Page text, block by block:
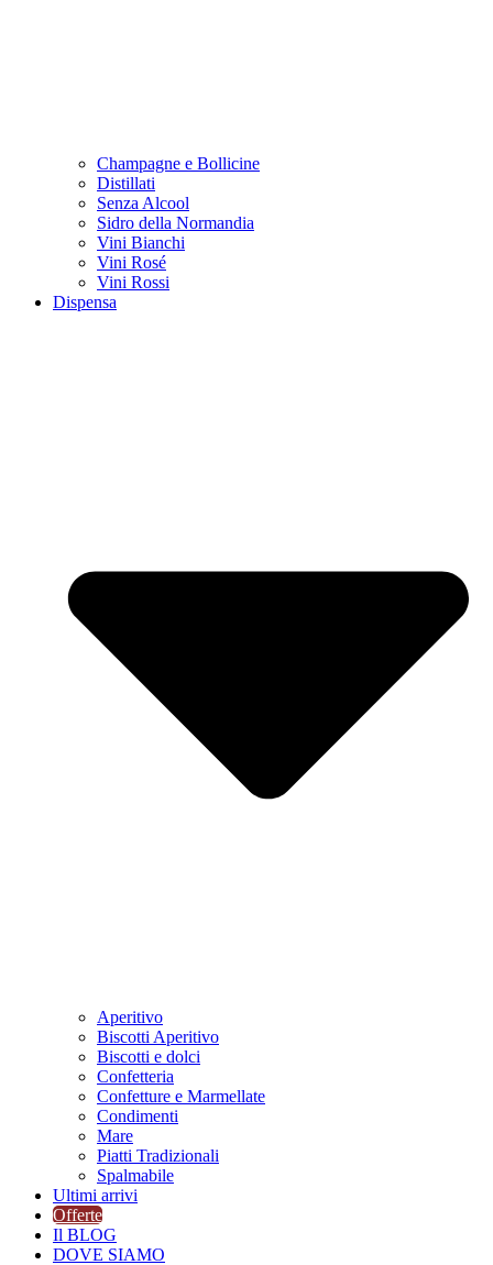
Champagne e Bollicine
Distillati
Senza Alcool
Sidro della Normandia
Vini Bianchi
Vini Rosé
Vini Rossi
Dispensa
Aperitivo
Biscotti Aperitivo
Biscotti e dolci
Confetteria
Confetture e Marmellate
Condimenti
Mare
Piatti Tradizionali
Spalmabile
Ultimi arrivi
Offerte
Il BLOG
DOVE SIAMO